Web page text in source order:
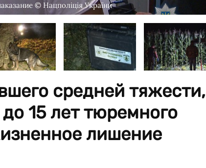
© Нацполіція України
средней тяжести,
15 лет тюремного
лишение